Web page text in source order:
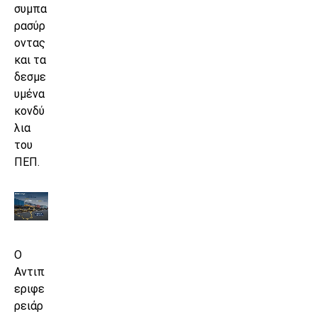
συμπα
ρασύρ
οντας
και τα
δεσμε
υμένα
κονδύ
λια
του
ΠΕΠ.
Ο
Αντιπ
εριφε
ρειάρ